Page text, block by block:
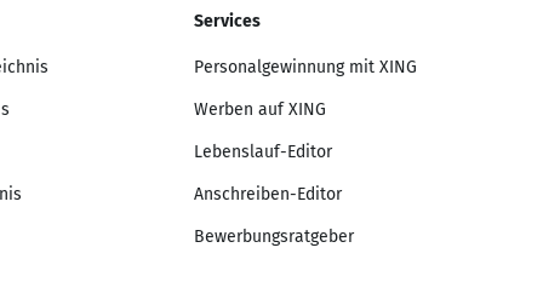
Services
Personalgewinnung mit XING
Werben auf XING
Lebenslauf-Editor
Anschreiben-Editor
Bewerbungsratgeber